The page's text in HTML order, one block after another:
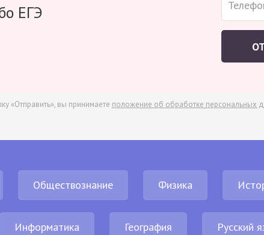
ЕГЭ
«Отправить», вы принимаете положение об обработке персональных
Обществознание Физика
Информатика География Русский